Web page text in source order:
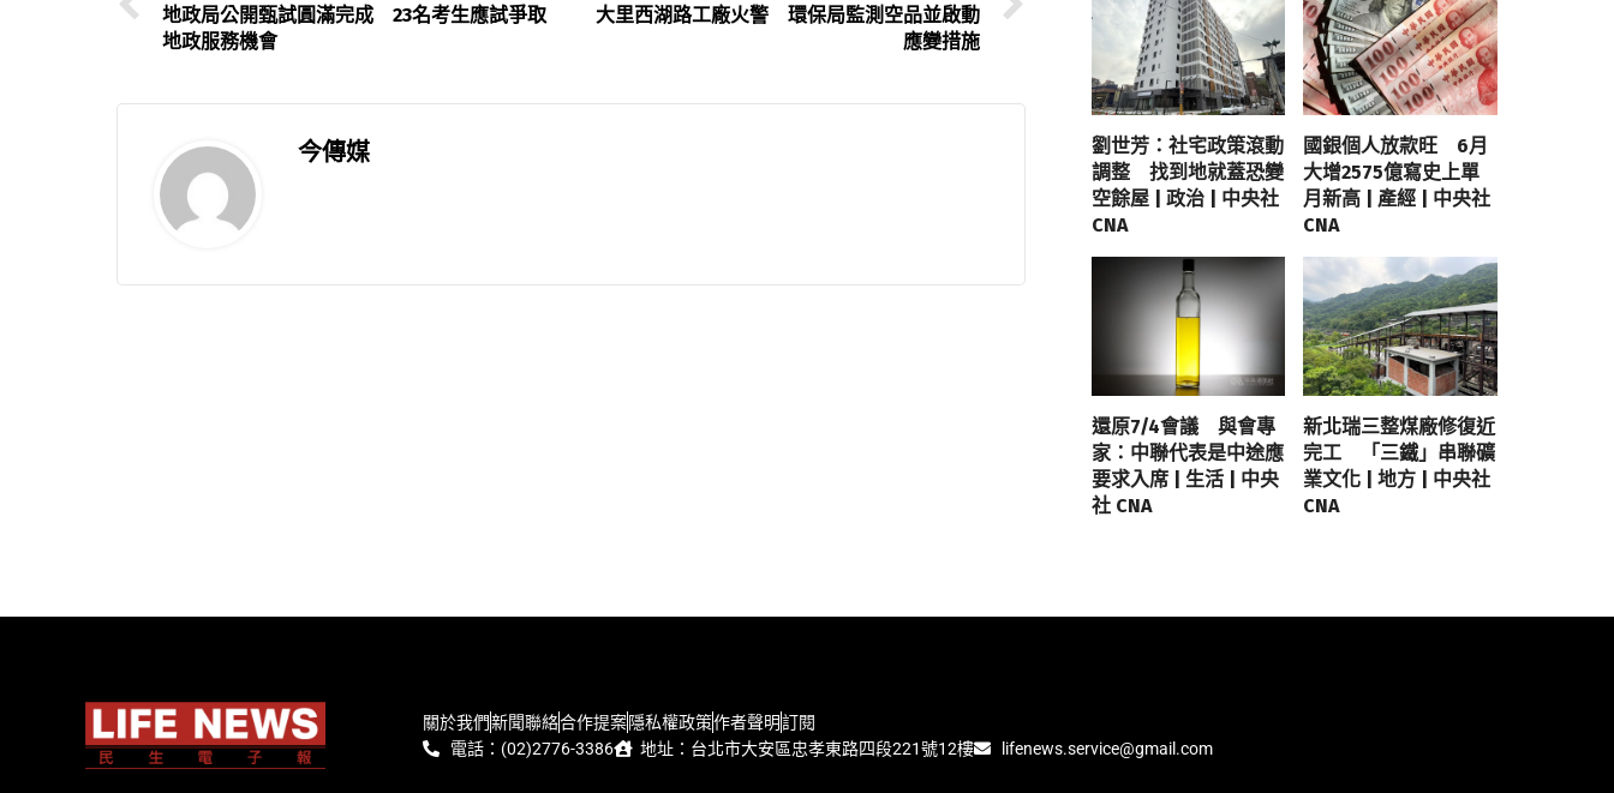
地政局公開甄試圓滿完成 23名考生應試爭取
地政服務機會
大里西湖路工廠火警 環保局監測空品並啟動
應變措施
今傳媒
劉世芳：社宅政策滾動
調整 找到地就蓋恐變
空餘屋 | 政治 | 中央社
CNA
國銀個人放款旺 6月
大增2575億寫史上單
月新高 | 產經 | 中央社
CNA
還原7/4會議 與會專
家：中聯代表是中途應
要求入席 | 生活 | 中央
社 CNA
新北瑞三整煤廠修復近
完工 「三鐵」串聯礦
業文化 | 地方 | 中央社
CNA
關於我們新聞聯絡合作提案隱私權政策作者聲明訂閱
電話：(02)2776-3386
地址：台北市大安區忠孝東路四段221號12樓 lifenews.service@gmail.com